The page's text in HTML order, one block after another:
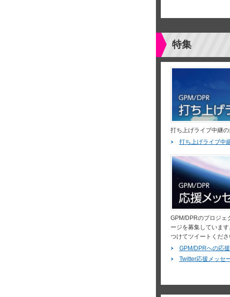
特集
打ち上げライブ中継
打ち上げライブ中
GPM/DPRのプロジェ
ージを募集していま
つけてツイートくださ
GPM/DPRへの応
Twitter応援メッセ